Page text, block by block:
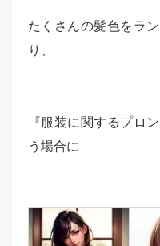
たくさんの髪色をラ
り、
『服装に関するプロ
う場合に